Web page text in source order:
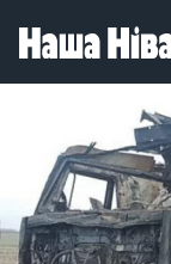
Бабарико
уже